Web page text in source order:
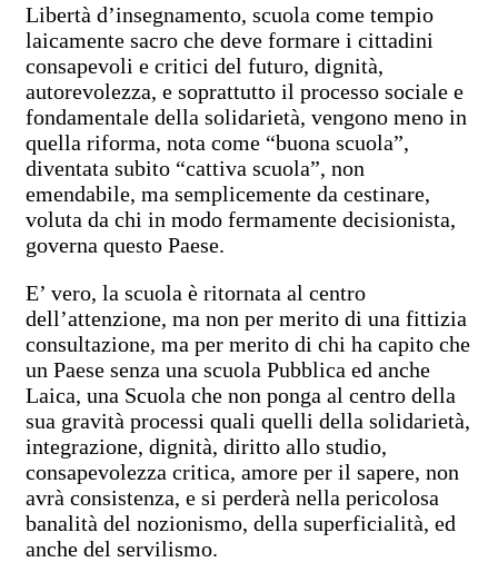
Libertà d’insegnamento, scuola come tempio
laicamente sacro che deve formare i cittadini
consapevoli e critici del futuro, dignità,
autorevolezza, e soprattutto il processo sociale e
fondamentale della solidarietà, vengono meno in
quella riforma, nota come “buona scuola”,
diventata subito “cattiva scuola”, non
emendabile, ma semplicemente da cestinare,
voluta da chi in modo fermamente decisionista,
governa questo Paese.
E’ vero, la scuola è ritornata al centro
dell’attenzione, ma non per merito di una fittizia
consultazione, ma per merito di chi ha capito che
un Paese senza una scuola Pubblica ed anche
Laica, una Scuola che non ponga al centro della
sua gravità processi quali quelli della solidarietà,
integrazione, dignità, diritto allo studio,
consapevolezza critica, amore per il sapere, non
avrà consistenza, e si perderà nella pericolosa
banalità del nozionismo, della superficialità, ed
anche del servilismo.